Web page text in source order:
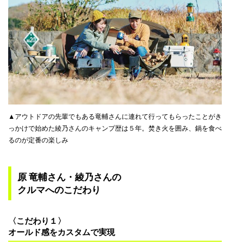
▲アウトドアの先輩でもある竜輔さんに連れて行ってもらったことがき
っかけで始めた綾乃さんのキャンプ歴は５年。焚き火を囲み、鍋を食べ
るのが定番の楽しみ
原 竜輔さん・綾乃さんの
クルマへのこだわり
〈こだわり１〉
オールド感をカスタムで実現